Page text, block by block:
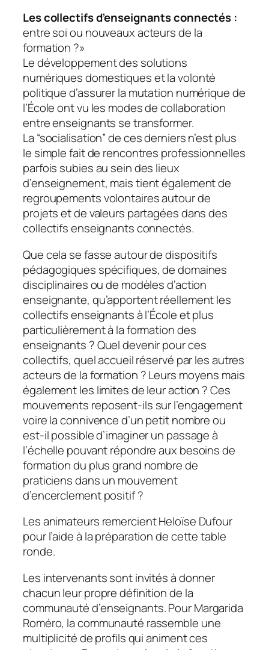
Les collectifs d’enseignants connectés :
entre soi ou nouveaux acteurs de la
formation ?»
Le développement des solutions
numériques domestiques et la volonté
politique d’assurer la mutation numérique de
l’École ont vu les modes de collaboration
entre enseignants se transformer.
La “socialisation” de ces derniers n’est plus
le simple fait de rencontres professionnelles
parfois subies au sein des lieux
d’enseignement, mais tient également de
regroupements volontaires autour de
projets et de valeurs partagées dans des
collectifs enseignants connectés.
Que cela se fasse autour de dispositifs
pédagogiques spécifiques, de domaines
disciplinaires ou de modèles d’action
enseignante, qu’apportent réellement les
collectifs enseignants à l’École et plus
particulièrement à la formation des
enseignants ? Quel devenir pour ces
collectifs, quel accueil réservé par les autres
acteurs de la formation ? Leurs moyens mais
également les limites de leur action ? Ces
mouvements reposent-ils sur l’engagement
voire la connivence d’un petit nombre ou
est-il possible d’imaginer un passage à
l’échelle pouvant répondre aux besoins de
formation du plus grand nombre de
praticiens dans un mouvement
d’encerclement positif ?
Les animateurs remercient Heloïse Dufour
pour l’aide à la préparation de cette table
ronde.
Les intervenants sont invités à donner
chacun leur propre définition de la
communauté d’enseignants. Pour Margarida
Roméro, la communauté rassemble une
multiplicité de profils qui animent ces